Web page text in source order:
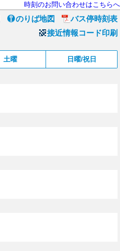
時刻のお問い合わせはこちらへ
のりば地図
バス停時刻表
接近情報コード印刷
土曜 日曜/祝日